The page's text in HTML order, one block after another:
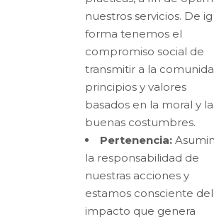
nuestros servicios. De
forma tenemos el
compromiso social de
transmitir a la
principios y valores
basados en la moral y
buenas costumbres.
Pertenencia:
la responsabilidad de
nuestras acciones y
estamos consciente del
impacto que genera